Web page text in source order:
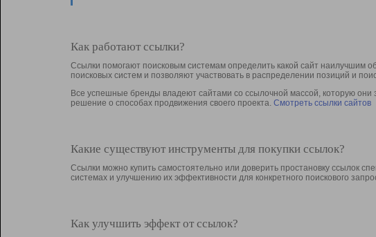
Как работают ссылки?
Ссылки помогают поисковым системам определить какой сайт наилучшим
поисковых систем и позволяют участвовать в раcпределении позиций и
Все успешные бренды владеют сайтами со ссылочной массой, которую они
решение о способах продвижения своего проекта. Смотреть ссылки сайтов
Какие существуют инструменты для покупки ссылок?
Ссылки можно купить самостоятельно или доверить простановку ссылок
системах и улучшению их эффективности для конкретного поискового
Как улучшить эффект от ссылок?